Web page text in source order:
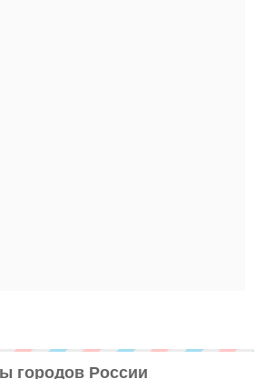
городов России